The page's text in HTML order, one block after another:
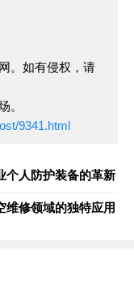
。如有侵权，请
。
9341.html
个人防护装备的革新
维修领域的独特应用